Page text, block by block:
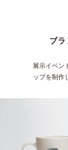
ブ
展⽰イベン
ップを制作